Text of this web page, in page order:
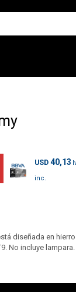
USD 40,13
diseñada en
No incluye lampara.